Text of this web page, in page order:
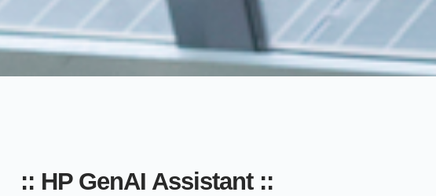
:: HP GenAI Assistant ::